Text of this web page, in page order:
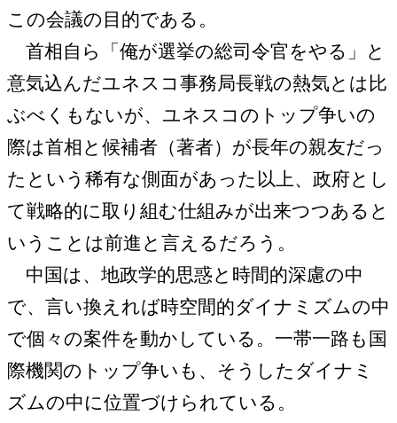
この会議の目的である。
首相自ら「俺が選挙の総司令官をやる」と
意気込んだユネスコ事務局長戦の熱気とは比
ぶべくもないが、ユネスコのトップ争いの
際は首相と候補者（著者）が長年の親友だっ
たという稀有な側面があった以上、政府とし
て戦略的に取り組む仕組みが出来つつあると
いうことは前進と言えるだろう。
中国は、地政学的思惑と時間的深慮の中
で、言い換えれば時空間的ダイナミズムの中
で個々の案件を動かしている。一帯一路も国
際機関のトップ争いも、そうしたダイナミ
ズムの中に位置づけられている。